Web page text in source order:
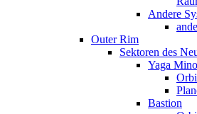
Andere
Outer Rim
Sektoren des
Yaga
Bastion